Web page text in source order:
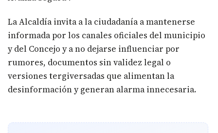
La Alcaldía invita a la ciudadanía a mantenerse
informada por los canales oficiales del municipio
y del Concejo y a no dejarse influenciar por
rumores, documentos sin validez legal o
versiones tergiversadas que alimentan la
desinformación y generan alarma innecesaria.